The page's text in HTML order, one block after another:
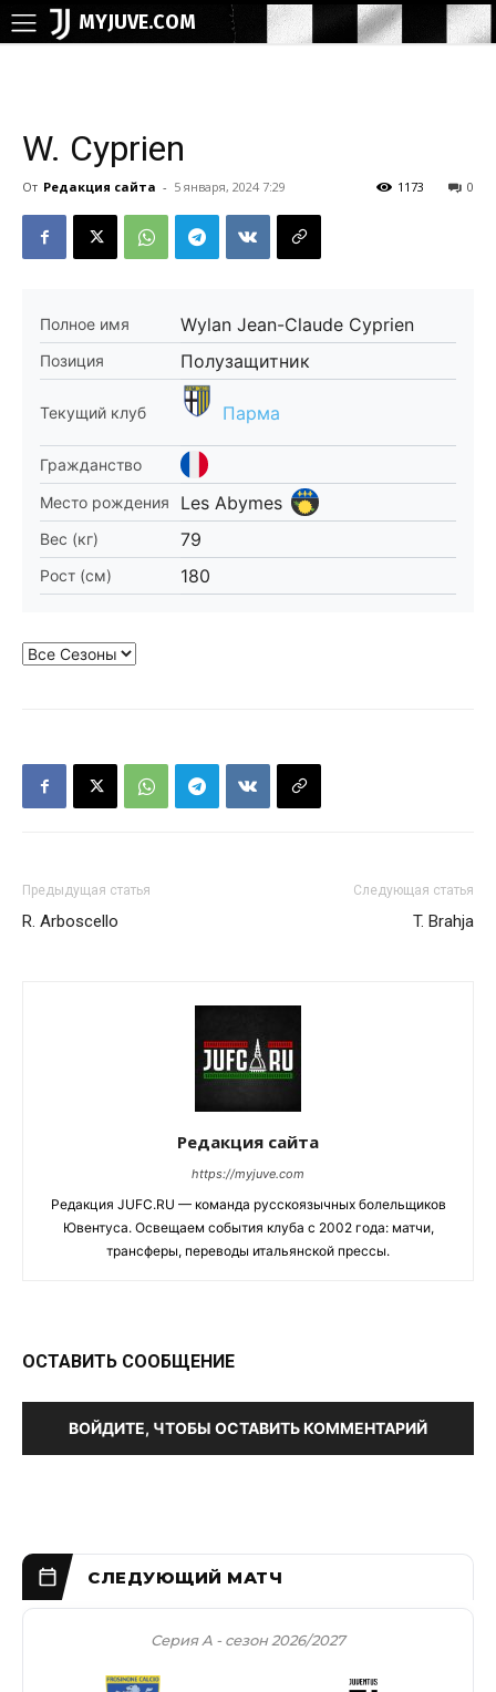
MYJUVE.COM
W. Cyprien
От Редакция сайта - 5 января, 2024 7:29 0
1173
Полное имя Wylan Jean-Claude Cyprien
Позиция Полузащитник
Текущий клуб Парма
Гражданство
Место рождения
Les Abymes
Вес (кг) 79
Рост (см) 180
Предыдущая статья
R. Arboscello
Следующая статья
T. Brahja
Редакция сайта
https://myjuve.com
Редакция JUFC.RU — команда русскоязычных болельщиков
Ювентуса. Освещаем события клуба с 2002 года: матчи,
трансферы, переводы итальянской прессы.
ОСТАВИТЬ СООБЩЕНИЕ
ВОЙДИТЕ, ЧТОБЫ ОСТАВИТЬ КОММЕНТАРИЙ
Серия А - сезон 2026/2027